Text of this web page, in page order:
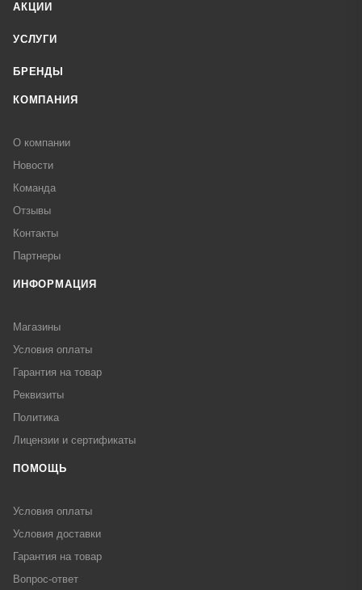
АКЦИИ
УСЛУГИ
БРЕНДЫ
КОМПАНИЯ
О компании
Новости
Команда
Отзывы
Контакты
Партнеры
ИНФОРМАЦИЯ
Магазины
Условия оплаты
Гарантия на товар
Реквизиты
Политика
Лицензии и сертификаты
ПОМОЩЬ
Условия оплаты
Условия доставки
Гарантия на товар
Вопрос-ответ